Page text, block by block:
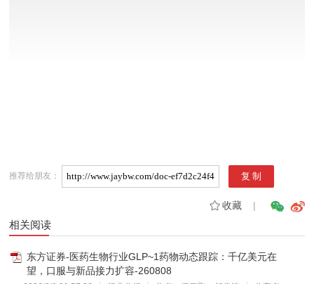
推荐给朋友：
收藏|
相关阅读
东方证券-医药生物行业GLP~1药物动态跟踪：千亿美元在
望，口服与新品接力扩容-260808